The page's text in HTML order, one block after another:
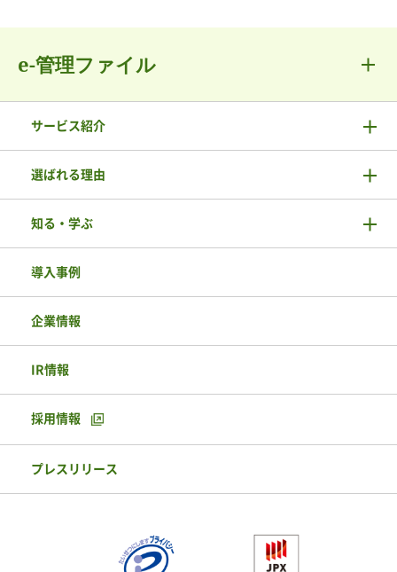
e-管理ファイル
サービス紹介
選ばれる理由
知る・学ぶ
導入事例
企業情報
IR情報
採用情報
プレスリリース